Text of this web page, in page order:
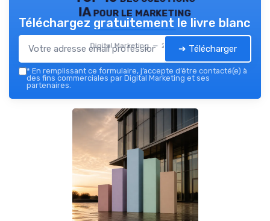
IA pour le marketing
Digital Marketing — 2026
Téléchargez gratuitement le livre blanc
➔ Télécharger
* En remplissant ce formulaire, j’accepte d’être contacté(e) à
des fins commerciales par Digital Marketing et ses
partenaires.